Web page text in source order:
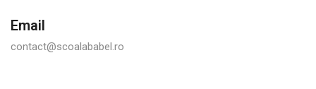
Email
contact@scoalababel.ro